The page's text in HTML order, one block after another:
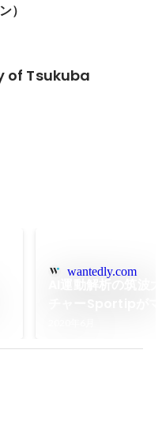
）
of Tsukuba
wantedly.com